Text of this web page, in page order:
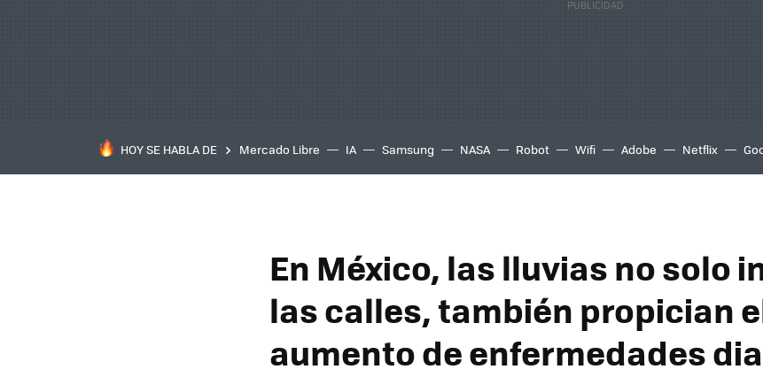
HOY SE HABLA DE Mercado Libre IA Samsung NASA Robot Wifi Adobe Netflix
En México, las lluvias no solo
las calles, también propician
aumento de enfermedades